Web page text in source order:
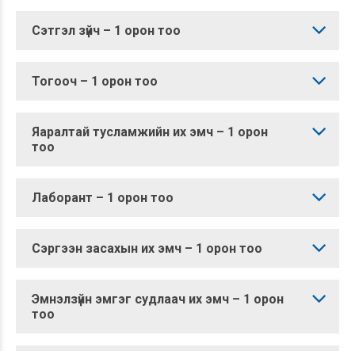
Сэтгэл зүйч – 1 орон тоо
Тогооч – 1 орон тоо
Яаралтай тусламжийн их эмч – 1 орон
тоо
Лаборант – 1 орон тоо
Сэргээн засахын их эмч – 1 орон тоо
Эмнэлзүйн эмгэг судлаач их эмч – 1 орон
тоо